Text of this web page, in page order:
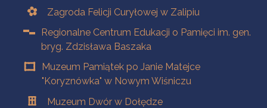
Zagroda Felicji Curyłowej w Zalipiu
Regionalne Centrum Edukacji o Pamięci im. gen.
bryg. Zdzisława Baszaka
Muzeum Pamiątek po Janie Matejce
"Koryznówka" w Nowym Wiśniczu
Muzeum Dwór w Dołędze